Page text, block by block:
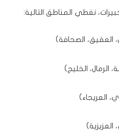
نغطي المناطق التالية:
العقيق، الصحافة)
الرمال، الخليج)
العريجاء)
العزيزية)